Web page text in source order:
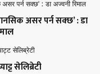
असर पर्न सक्छ’ : डा
सेलिब्रेटी